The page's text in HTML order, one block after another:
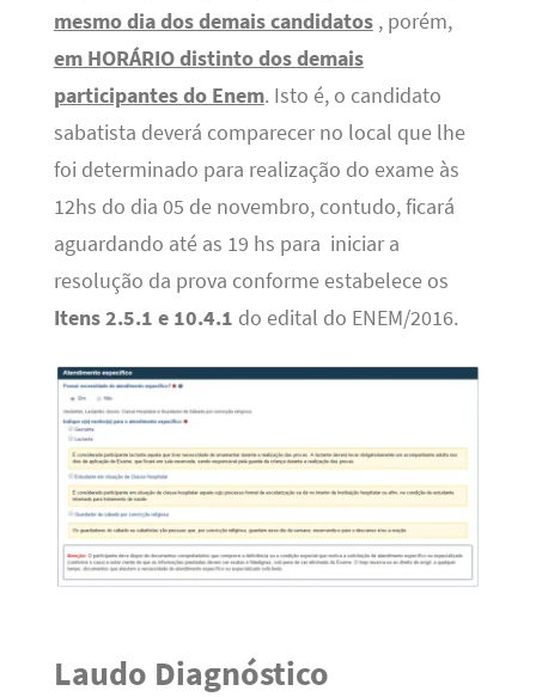
mesmo dia dos demais candidatos, porém,
em HORÁRIO distinto dos demais
participantes do Enem. Isto é, o candidato
sabatista deverá comparecer no local que lhe
foi determinado para realização do exame às
12hs do dia 05 de novembro, contudo, ficará
aguardando até as 19 hs para iniciar a
resolução da prova conforme estabelece os
Itens 2.5.1 e 10.4.1 do edital do ENEM/2016.
Laudo Diagnóstico